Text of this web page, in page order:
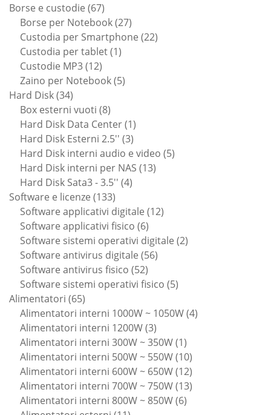
Borse e custodie 6767
prodotti
Borse per Notebook 2727
prodotti
Custodia per Smartphone 2222
Custodia per tablet 11
Custodie MP3 1212
prodotti
Zaino per Notebook 55
Hard Disk 3434
prodotti
Box esterni vuoti 88
prodotti
Hard Disk Data Center 11
prodotto
Hard Disk Esterni 2.5'' 33
prodotti
Hard Disk interni audio e video 55
Hard Disk interni per NAS 1313
Hard Disk Sata3 - 3.5'' 44
Software e licenze 133133
prodotti
Software applicativi digitale 1212
Software applicativi fisico 66
prodotti
Software sistemi operativi digitale 22
Software antivirus digitale 5656
Software antivirus fisico 5252
prodotti
Software sistemi operativi fisico 55
Alimentatori 6565
prodotti
Alimentatori interni 1000W ~ 1050W 44
Alimentatori interni 1200W 33
prodotti
Alimentatori interni 300W ~ 350W 11
prodotto
Alimentatori interni 500W ~ 550W 1010
prodotti
Alimentatori interni 600W ~ 650W 1212
prodotti
Alimentatori interni 700W ~ 750W 1313
Alimentatori interni 800W ~ 850W 66